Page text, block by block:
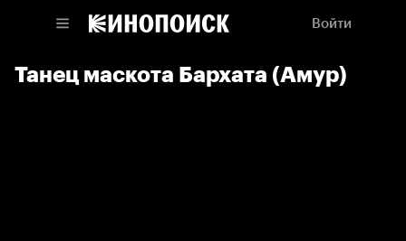
Войти
Танец маскота Бархата (Амур)